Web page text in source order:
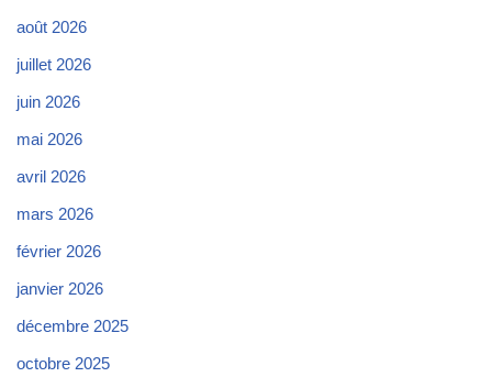
août 2026
juillet 2026
juin 2026
mai 2026
avril 2026
mars 2026
février 2026
janvier 2026
décembre 2025
octobre 2025